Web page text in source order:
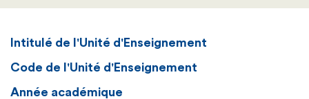
Intitulé de l'Unité d'Enseignement
Code de l'Unité d'Enseignement
Année académique